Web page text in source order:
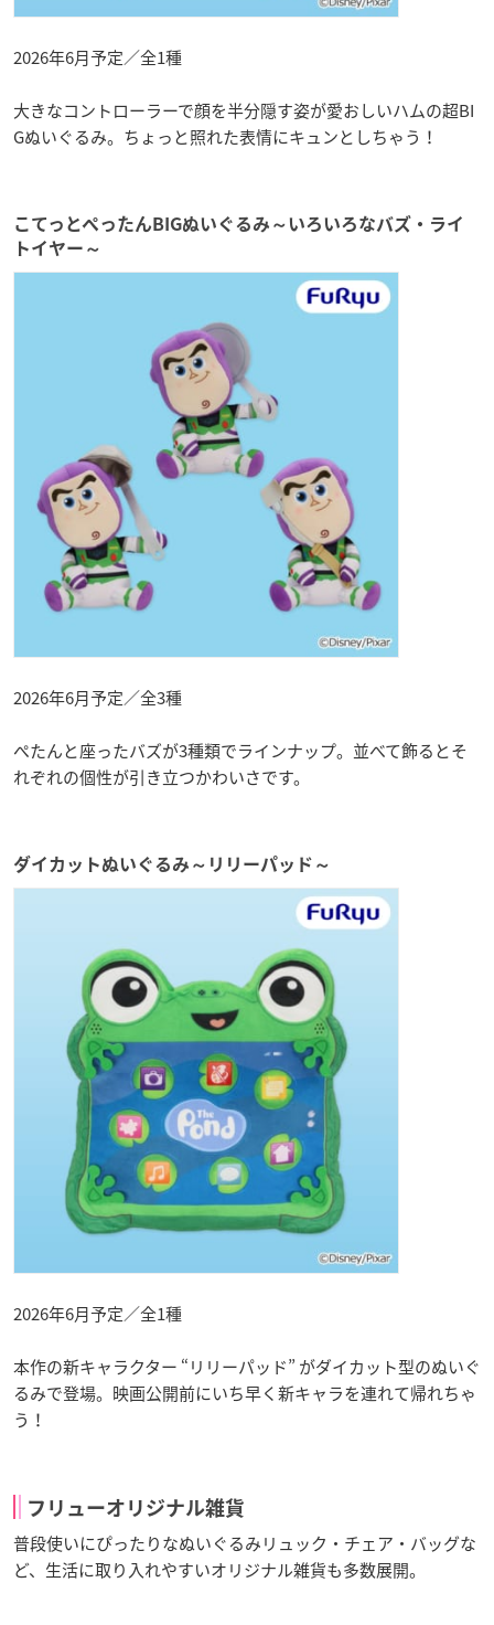
2026年6月予定／全1種
大きなコントローラーで顔を半分隠す姿が愛おしいハムの超BI
Gぬいぐるみ。ちょっと照れた表情にキュンとしちゃう！
こてっとぺったんBIGぬいぐるみ～いろいろなバズ・ライ
トイヤー～
2026年6月予定／全3種
ぺたんと座ったバズが3種類でラインナップ。並べて飾るとそ
れぞれの個性が引き立つかわいさです。
ダイカットぬいぐるみ～リリーパッド～
2026年6月予定／全1種
本作の新キャラクター “リリーパッド” がダイカット型のぬいぐ
るみで登場。映画公開前にいち早く新キャラを連れて帰れちゃ
う！
フリューオリジナル雑貨
普段使いにぴったりなぬいぐるみリュック・チェア・バッグな
ど、生活に取り入れやすいオリジナル雑貨も多数展開。